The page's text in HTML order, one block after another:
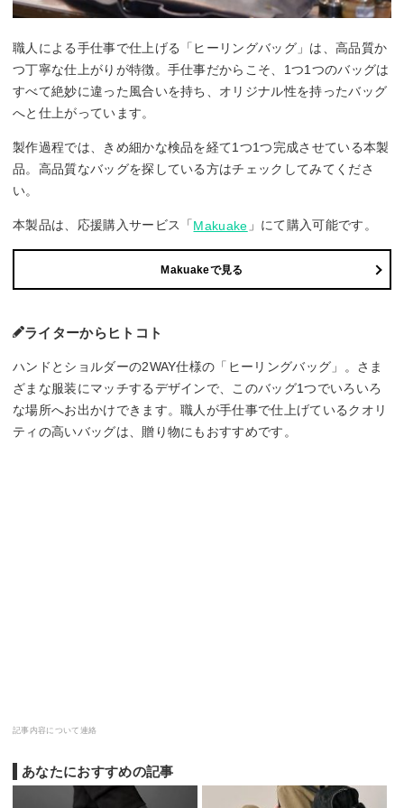
職人による手仕事で仕上げる「ヒーリングバッグ」は、高品質か
つ丁寧な仕上がりが特徴。手仕事だからこそ、1つ1つのバッグは
すべて絶妙に違った風合いを持ち、オリジナル性を持ったバッグ
へと仕上がっています。
製作過程では、きめ細かな検品を経て1つ1つ完成させている本製
品。高品質なバッグを探している方はチェックしてみてくださ
い。
本製品は、応援購入サービス「Makuake 」にて購入可能です。
Makuakeで見る
ライターからヒトコト
ハンドとショルダーの2WAY仕様の「ヒーリングバッグ」。さま
ざまな服装にマッチするデザインで、このバッグ1つでいろいろ
な場所へお出かけできます。職人が手仕事で仕上げているクオリ
ティの高いバッグは、贈り物にもおすすめです。
記事内容について連絡
あなたにおすすめの記事